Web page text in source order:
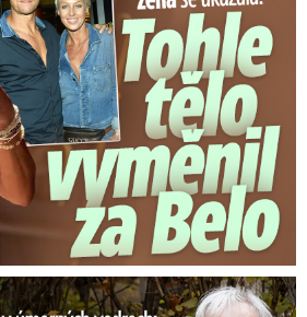
vedrech: Udusil se jí pejsek!